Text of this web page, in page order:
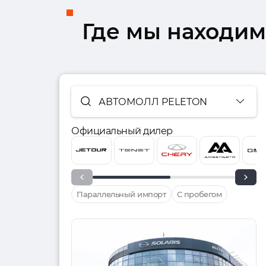
Где мы
АВТОМОЛЛ PELETON
Официальный дилер
Параллельный импорт С пробегом